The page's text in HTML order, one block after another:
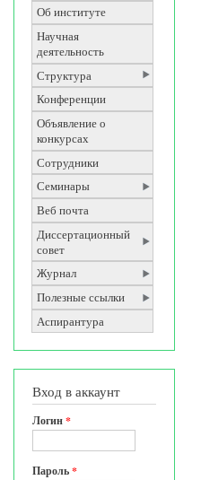
Об институте
Научная
деятельность
Структура
Конференции
Объявление о
конкурсах
Сотрудники
Семинары
Веб почта
Диссертационный
совет
Журнал
Полезные ссылки
Аспирантура
Вход в аккаунт
Логин*
Пароль*